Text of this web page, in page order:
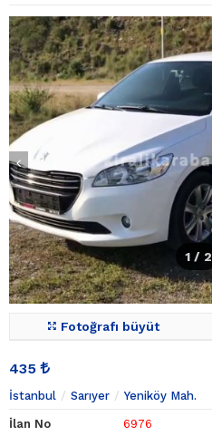
1 / 2
Fotoğrafı büyüt
435
İstanbul Sarıyer Yeniköy Mah.
İlan No
6976